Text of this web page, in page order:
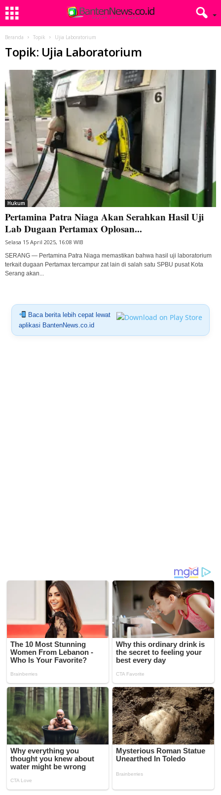
Beranda Topik Ujia Laboratorium
Topik: Ujia Laboratorium
Hukum
Pertamina Patra Niaga Akan Serahkan Hasil Uji
Lab Dugaan Pertamax Oplosan...
Selasa 15 April 2025, 16:08 WIB
SERANG — Pertamina Patra Niaga memastikan bahwa hasil uji laboratorium
terkait dugaan Pertamax tercampur zat lain di salah satu SPBU pusat Kota
Serang akan...
Baca berita lebih cepat lewat
aplikasi BantenNews.co.id